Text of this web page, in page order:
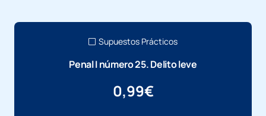
Supuestos Prácticos
Penal I número 25. Delito leve
0,99€